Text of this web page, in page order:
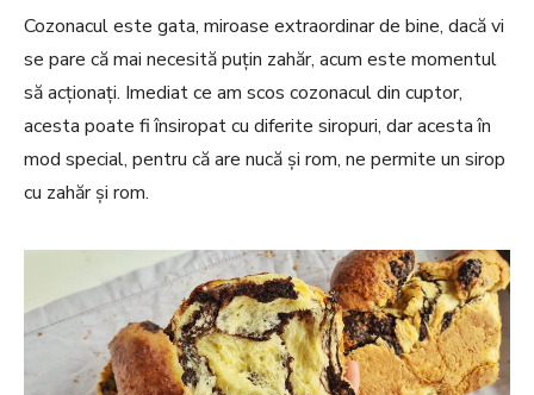
Cozonacul este gata, miroase extraordinar de bine, dacă vi
se pare că mai necesită puțin zahăr, acum este momentul
să acționați. Imediat ce am scos cozonacul din cuptor,
acesta poate fi însiropat cu diferite siropuri, dar acesta în
mod special, pentru că are nucă și rom, ne permite un sirop
cu zahăr și rom.